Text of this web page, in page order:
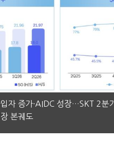
자 증가·AIDC 성장…SKT 2분기
본궤도